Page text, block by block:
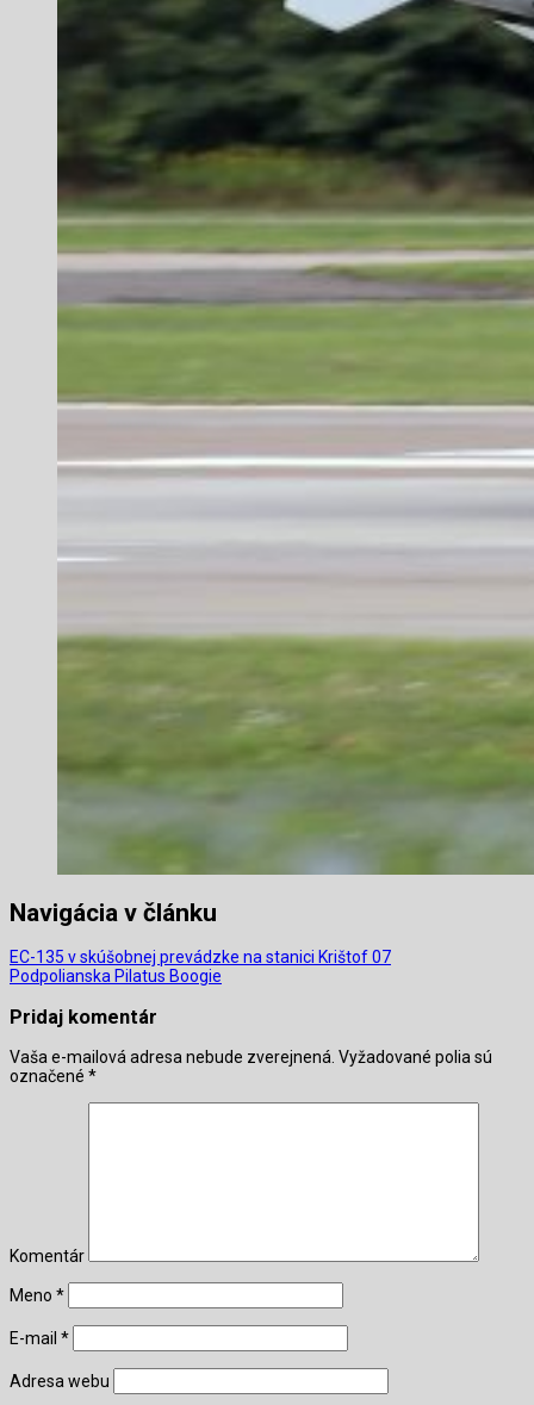
Navigácia v článku
EC-135 v skúšobnej prevádzke na stanici Krištof 07
Podpolianska Pilatus Boogie
Pridaj komentár
Vaša e-mailová adresa nebude zverejnená. Vyžadované polia sú
označené *
Komentár
Meno *
E-mail *
Adresa webu